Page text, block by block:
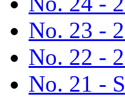
No. 23 -
No. 22 -
No. 21 -